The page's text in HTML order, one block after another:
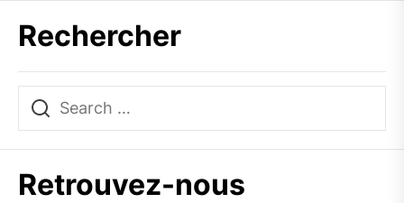
Rechercher
Retrouvez-nous